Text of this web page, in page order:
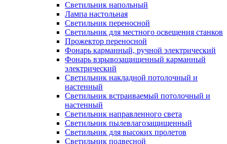
Светильник напольный
Лампа настольная
Светильник переносной
Светильник для местного освещения станков
Прожектор переносной
Фонарь карманный, ручной электрический
Фонарь взрывозащищенный карманный
электрический
Светильник накладной потолочный и
настенный
Светильник встраиваемый потолочный и
настенный
Светильник направленного света
Светильник пылевлагозащищенный
Светильник для высоких пролетов
Светильник подвесной